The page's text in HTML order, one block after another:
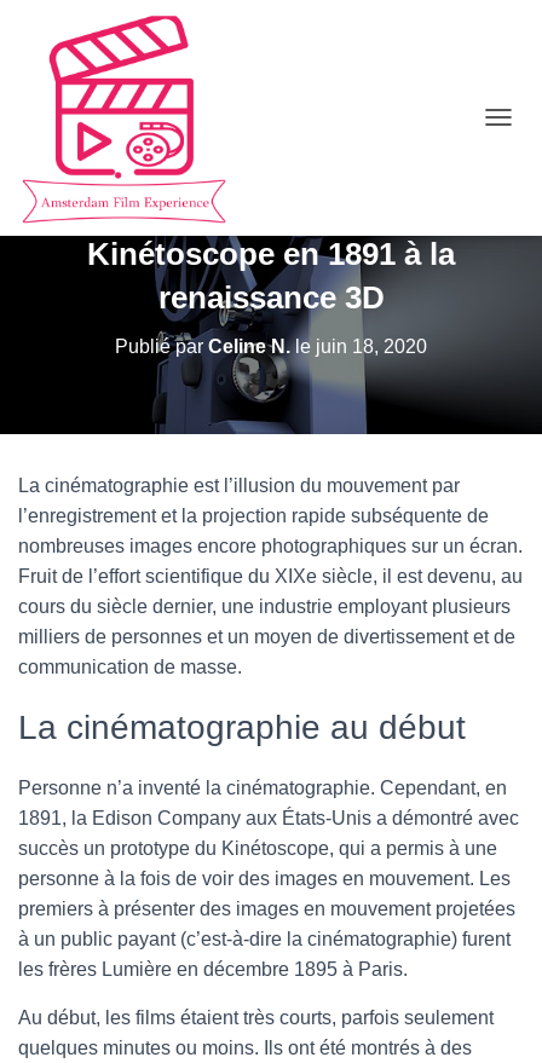
G
N
L’histoire et le développement de
la cinématographie, du
Kinétoscope en 1891 à la
renaissance 3D
Publié par Celine N.le juin 18, 2020
La cinématographie est l’illusion du mouvement par
l’enregistrement et la projection rapide subséquente de
nombreuses images encore photographiques sur un écran.
Fruit de l’effort scientifique du XIXe siècle, il est devenu, au
cours du siècle dernier, une industrie employant plusieurs
milliers de personnes et un moyen de divertissement et de
communication de masse.
La cinématographie au début
Personne n’a inventé la cinématographie. Cependant, en
1891, la Edison Company aux États-Unis a démontré avec
succès un prototype du Kinétoscope, qui a permis à une
personne à la fois de voir des images en mouvement. Les
premiers à présenter des images en mouvement projetées
à un public payant (c’est-à-dire la cinématographie) furent
les frères Lumière en décembre 1895 à Paris.
Au début, les films étaient très courts, parfois seulement
quelques minutes ou moins. Ils ont été montrés à des